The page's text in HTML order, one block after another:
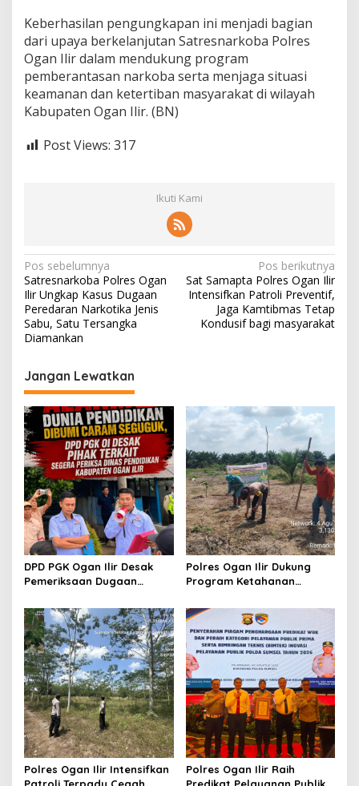
Keberhasilan pengungkapan ini menjadi bagian
dari upaya berkelanjutan Satresnarkoba Polres
Ogan Ilir dalam mendukung program
pemberantasan narkoba serta menjaga situasi
keamanan dan ketertiban masyarakat di wilayah
Kabupaten Ogan Ilir. (BN)
Post Views: 317
Ikuti Kami
N
a
v
i
a
s
i
p
o
s
Pos sebelumnya
Satresnarkoba Polres Ogan
Ilir Ungkap Kasus Dugaan
Peredaran Narkotika Jenis
Sabu, Satu Tersangka
Diamankan
Pos berikutnya
Sat Samapta Polres Ogan Ilir
Intensifkan Patroli Preventif,
Jaga Kamtibmas Tetap
Kondusif bagi masyarakat
Jangan Lewatkan
DPD PGK Ogan Ilir Desak
Pemeriksaan Dugaan
Sertifikasi Guru, Minta
Proses Berjalan
Transparan
Polres Ogan Ilir Dukung
Program Ketahanan
Hadiri Penanaman Jagung
Pipil di Desa Sungai
Rambutan
Polres Ogan Ilir Intensifkan
Polres Ogan Ilir Raih